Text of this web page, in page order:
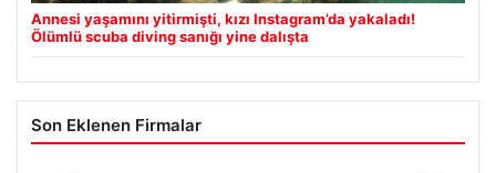
Annesi yaşamını yitirmişti, kızı Instagram’da yakaladı!
Ölümlü scuba diving sanığı yine dalışta
Son Eklenen Firmalar